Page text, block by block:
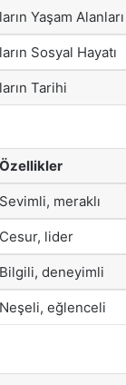
Yaşam Alanları
Sosyal Hayatı
Tarihi
Özellikler
Sevimli, meraklı
Cesur, lider
Bilgili, deneyimli
Neşeli, eğlenceli